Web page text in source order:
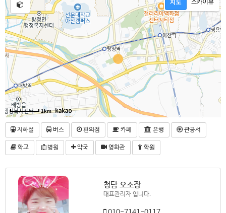
1km
지하철 버스 편의점 카페 은행 관공서
학교 병원 약국 영화관 학원
청담 오소장
대표관리자 입니다.